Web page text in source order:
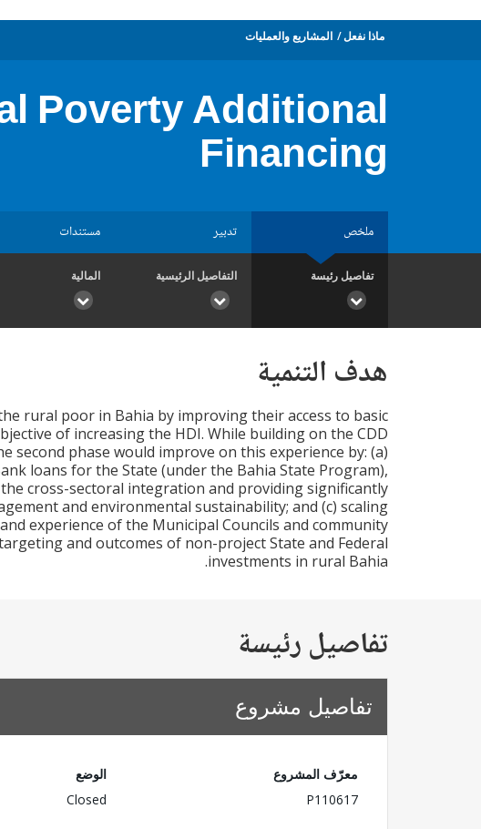
ماذا نفعل المشاريع والعمليات
Poverty Additional
Financing
ملخص تدبير مستندات
تفاصيل رئيسة التفاصيل الرئيسية المالية
هدف التنمية
rural poor in Bahia by improving their access to basic
of increasing the HDI. While building on the CDD
phase would improve on this experience by: (a)
loans for the State (under the Bahia State Program),
cross-sectoral integration and providing significantly
and environmental sustainability; and (c) scaling
experience of the Municipal Councils and community
and outcomes of non-project State and Federal
investments in rural Bahia.
تفاصيل رئيسة
تفاصيل مشروع
معرّف المشروع
P110617
الوضع
Closed